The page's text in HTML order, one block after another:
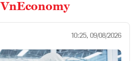
VnEconomy
10:25, 09/08/2026